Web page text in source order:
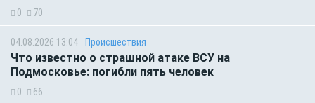
0 70
04.08.2026 13:04 Происшествия
Что известно о страшной атаке ВСУ на
Подмосковье: погибли пять человек
0 66